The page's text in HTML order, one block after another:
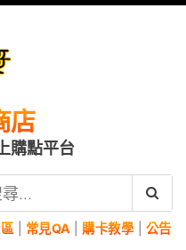
店
購點平台
常見QA 購卡教學 公告